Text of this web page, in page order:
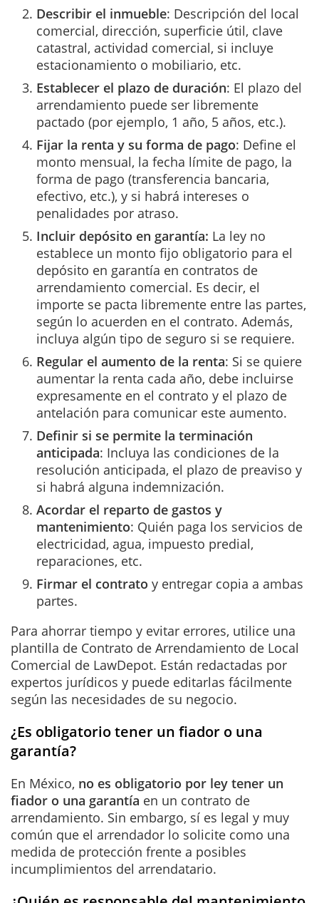
Describir el inmueble: Descripción del local
comercial, dirección, superficie útil, clave
catastral, actividad comercial, si incluye
estacionamiento o mobiliario, etc.
Establecer el plazo de duración: El plazo del
arrendamiento puede ser libremente
pactado (por ejemplo, 1 año, 5 años, etc.).
Fijar la renta y su forma de pago: Define el
monto mensual, la fecha límite de pago, la
forma de pago (transferencia bancaria,
efectivo, etc.), y si habrá intereses o
penalidades por atraso.
Incluir depósito en garantía: La ley no
establece un monto fijo obligatorio para el
depósito en garantía en contratos de
arrendamiento comercial. Es decir, el
importe se pacta libremente entre las partes,
según lo acuerden en el contrato. Además,
incluya algún tipo de seguro si se requiere.
Regular el aumento de la renta: Si se quiere
aumentar la renta cada año, debe incluirse
expresamente en el contrato y el plazo de
antelación para comunicar este aumento.
Definir si se permite la terminación
anticipada: Incluya las condiciones de la
resolución anticipada, el plazo de preaviso y
si habrá alguna indemnización.
Acordar el reparto de gastos y
mantenimiento: Quién paga los servicios de
electricidad, agua, impuesto predial,
reparaciones, etc.
Firmar el contrato y entregar copia a ambas
partes.
Para ahorrar tiempo y evitar errores, utilice una
plantilla de Contrato de Arrendamiento de Local
Comercial de LawDepot. Están redactadas por
expertos jurídicos y puede editarlas fácilmente
según las necesidades de su negocio.
¿Es obligatorio tener un fiador o una
garantía?
En México, no es obligatorio por ley tener un
fiador o una garantía en un contrato de
arrendamiento. Sin embargo, sí es legal y muy
común que el arrendador lo solicite como una
medida de protección frente a posibles
incumplimientos del arrendatario.